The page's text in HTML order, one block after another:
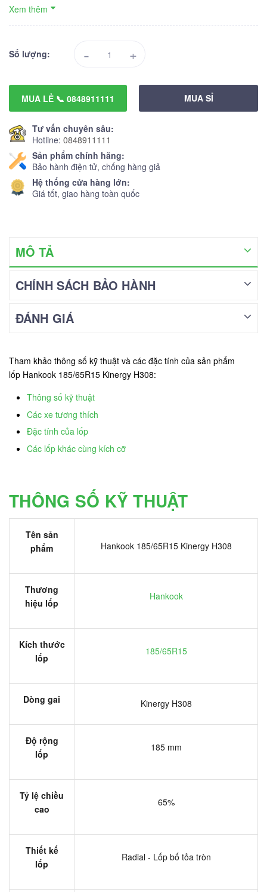
Xem thêm
Số lượng: - +
MUA LẺ 📞 0848911111 MUA SỈ
Tư vấn chuyên sâu:
Hotline: 0848911111
Sản phẩm chính hãng:
Bảo hành điện tử, chống hàng giả
Hệ thống cửa hàng lớn:
Giá tốt, giao hàng toàn quốc
MÔ TẢ
CHÍNH SÁCH BẢO HÀNH
ĐÁNH GIÁ
Tham khảo thông số kỹ thuật và các đặc tính của sản phẩm
lốp Hankook 185/65R15 Kinergy H308:
Thông số kỹ thuật
Các xe tương thích
Đặc tính của lốp
Các lốp khác cùng kích cỡ
THÔNG SỐ KỸ THUẬT
Tên sản
phẩm
Hankook 185/65R15 Kinergy H308
Thương
hiệu lốp
Hankook
Kích thước
lốp
185/65R15
Dòng gai Kinergy H308
Độ rộng
lốp
185 mm
Tỷ lệ chiều
cao
65%
Thiết kế
lốp
Radial - Lốp bố tỏa tròn